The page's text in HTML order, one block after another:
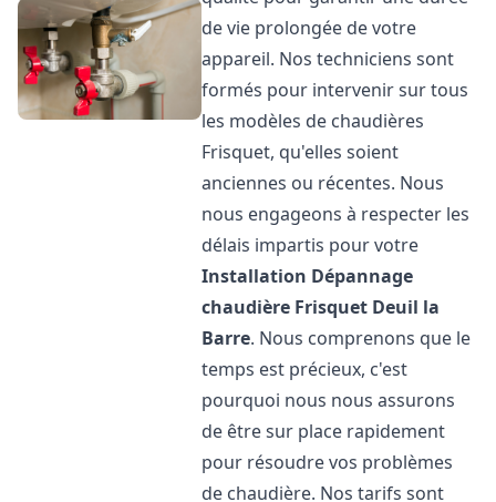
de vie prolongée de votre
appareil. Nos techniciens sont
formés pour intervenir sur tous
les modèles de chaudières
Frisquet, qu'elles soient
anciennes ou récentes. Nous
nous engageons à respecter les
délais impartis pour votre
Installation Dépannage
chaudière Frisquet Deuil la
Barre. Nous comprenons que le
temps est précieux, c'est
pourquoi nous nous assurons
de être sur place rapidement
pour résoudre vos problèmes
de chaudière. Nos tarifs sont